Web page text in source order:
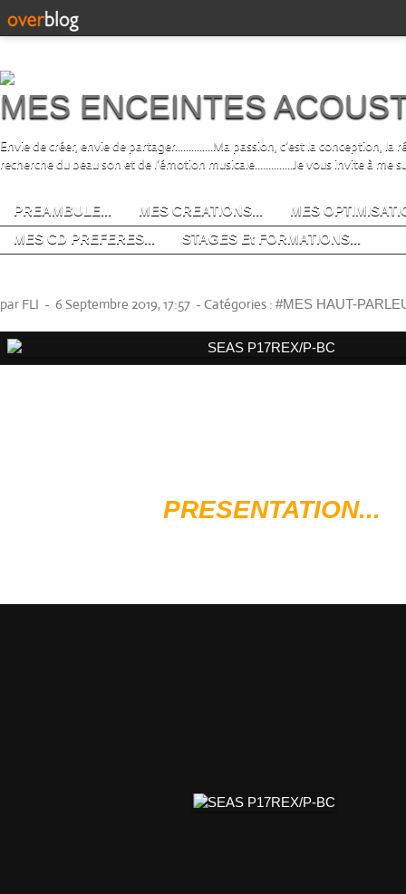
MES ENCEINTES
Envie de créer, envie de partager..............Ma passion, c’est la conception,
recherche du beau son et de l’émotion musicale..............Je vous invite à me
PREAMBULE... MES CREATIONS...
MES
MES CD PREFERES...
STAGES Et FORMATIONS...
par FLI - 6 Septembre 2019, 17:57 - Catégories : #MES HAUT-
PRESENTATION...